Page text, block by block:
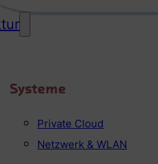
Systeme
Private Cloud
Netzwerk & WLAN